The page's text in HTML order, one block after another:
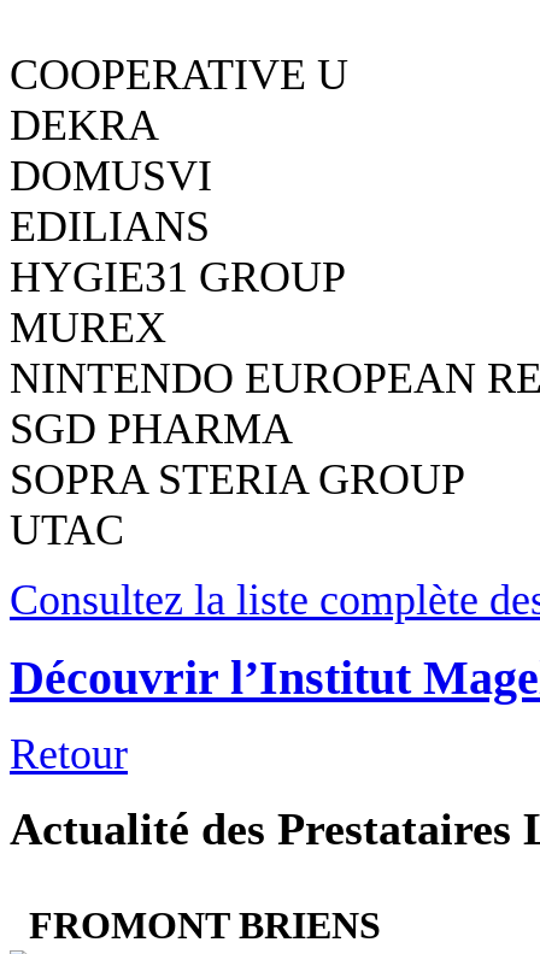
COOPERATIVE U
DEKRA
DOMUSVI
EDILIANS
HYGIE31 GROUP
MUREX
NINTENDO EUROPEAN
SGD PHARMA
SOPRA STERIA GROUP
UTAC
Consultez la liste complète
Découvrir l’Institut
Retour
Actualité des Prestataires
FROMONT BRIENS